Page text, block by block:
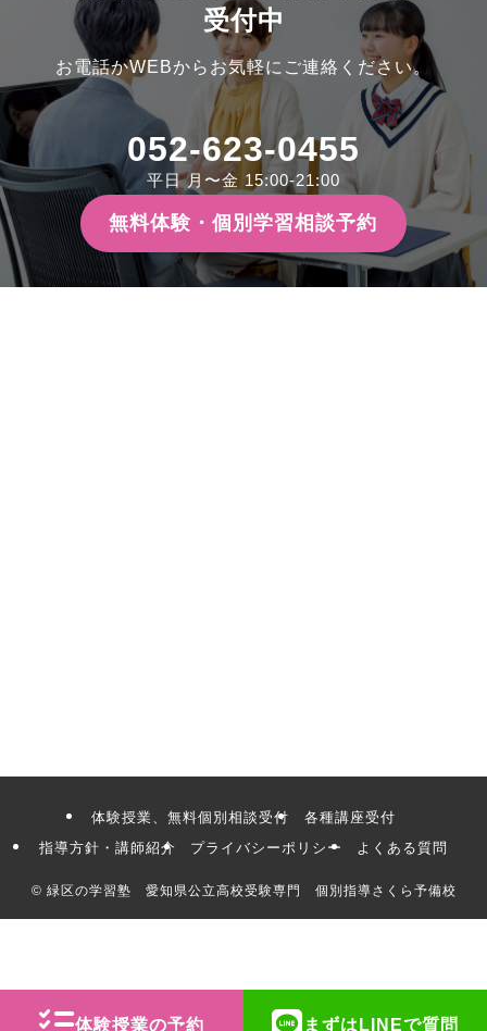
受付中
お電話かWEBからお気軽にご連絡ください。
052-623-0455
平日 月〜金 15:00-21:00
無料体験・個別学習相談予約
体験授業の予約 まずはLINEで質問
体験授業、無料個別相談受付
各種講座受付
指導方針・講師紹介
プライバシーポリシー よくある質問
© 緑区の学習塾 愛知県公立高校受験専門 個別指導さくら予備校